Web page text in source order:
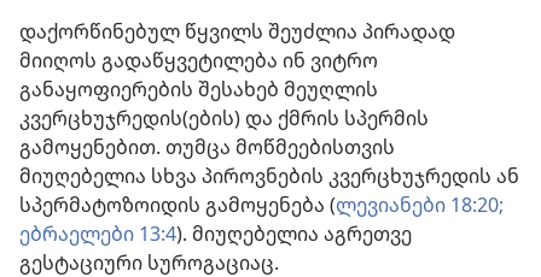
დაქორწინებულ წყვილს შეუძლია პირადად
მიიღოს გადაწყვეტილება ინ ვიტრო
განაყოფიერების შესახებ მეუღლის
კვერცხუჯრედის(ების) და ქმრის სპერმის
გამოყენებით. თუმცა მოწმეებისთვის
მიუღებელია სხვა პიროვნების კვერცხუჯრედის ან
სპერმატოზოიდის გამოყენება (ლევიანები 18:20;
ებრაელები 13:4). მიუღებელია აგრეთვე
გესტაციური სუროგაციაც.